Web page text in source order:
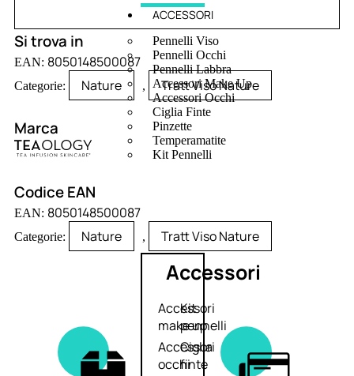
ACCESSORI
Pennelli Viso
Pennelli Occhi
Pennelli Labbra
Accessori Make Up
Accessori Occhi
Ciglia Finte
Pinzette
Temperamatite
Kit Pennelli
Accessori
Accessori
make up
Accessori
occhi
Kit
pennelli
Ciglia
finte
Si trova in
EAN: 8050148500087
Categorie: Nature , Tratt Viso Nature
Marca
Codice EAN
EAN: 8050148500087
Categorie: Nature , Tratt Viso Nature